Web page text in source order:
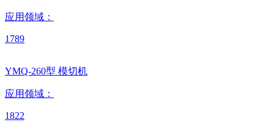
应用领域：
1789
YMQ-260型 模切机
应用领域：
1822